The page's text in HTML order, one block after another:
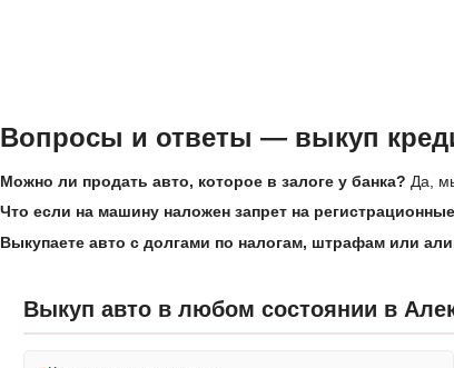
Вопросы и ответы — выкуп
Можно ли продать авто, которое в залоге у банка? Да,
Что если на машину наложен запрет на
Выкупаете авто с долгами по налогам, штрафам или
Выкуп авто в любом состоянии в